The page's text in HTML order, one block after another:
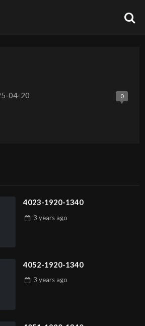
04-20 0
4023-1920-1340
3 years ago
4052-1920-1340
3 years ago